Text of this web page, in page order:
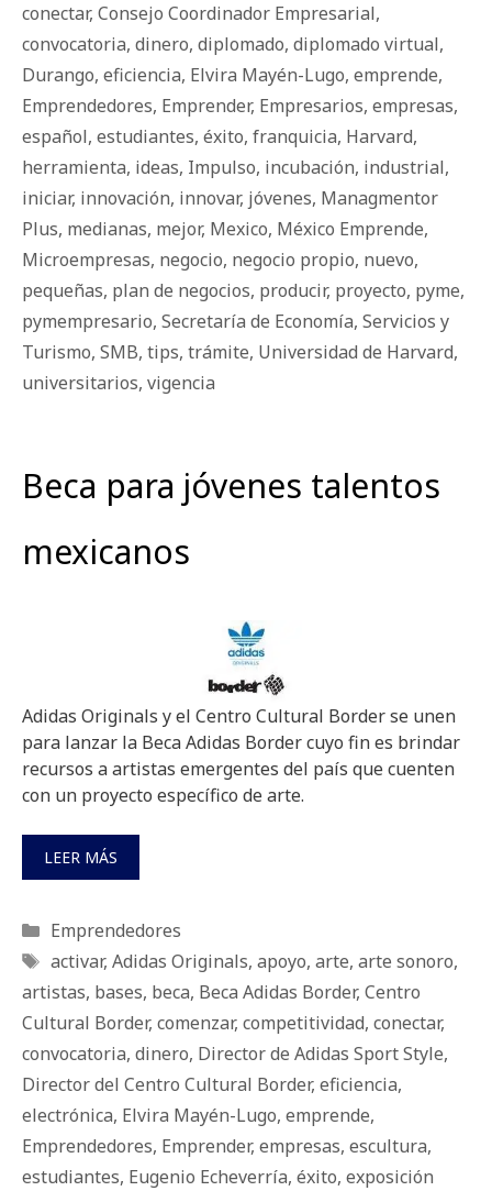
conectar, Consejo Coordinador Empresarial,
convocatoria, dinero, diplomado, diplomado virtual,
Durango, eficiencia, Elvira Mayén-Lugo, emprende,
Emprendedores, Emprender, Empresarios, empresas,
español, estudiantes, éxito, franquicia, Harvard,
herramienta, ideas, Impulso, incubación, industrial,
iniciar, innovación, innovar, jóvenes, Managmentor
Plus, medianas, mejor, Mexico, México Emprende,
Microempresas, negocio, negocio propio, nuevo,
pequeñas, plan de negocios, producir, proyecto, pyme,
pymempresario, Secretaría de Economía, Servicios y
Turismo, SMB, tips, trámite, Universidad de Harvard,
universitarios, vigencia
Beca para jóvenes talentos
mexicanos
Adidas Originals y el Centro Cultural Border se unen
para lanzar la Beca Adidas Border cuyo fin es brindar
recursos a artistas emergentes del país que cuenten
con un proyecto específico de arte.
LEER MÁS
Categorías
Emprendedores
Etiquetas
activar, Adidas Originals, apoyo, arte, arte sonoro,
artistas, bases, beca, Beca Adidas Border, Centro
Cultural Border, comenzar, competitividad, conectar,
convocatoria, dinero, Director de Adidas Sport Style,
Director del Centro Cultural Border, eficiencia,
electrónica, Elvira Mayén-Lugo, emprende,
Emprendedores, Emprender, empresas, escultura,
estudiantes, Eugenio Echeverría, éxito, exposición